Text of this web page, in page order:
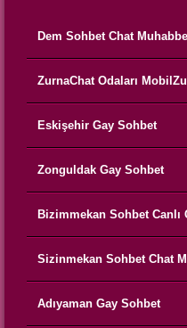
Dem Sohbet Chat
ZurnaChat Odaları
Eskişehir Gay Sohbet
Zonguldak Gay Sohbet
Bizimmekan Sohbet Canlı
Sizinmekan Sohbet Chat
Adıyaman Gay Sohbet